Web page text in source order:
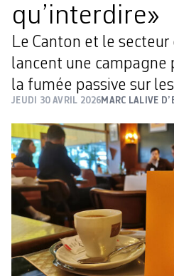
qu’interdire»
Le Canton et le
lancent une
la fumée passive sur
JEUDI 30 AVRIL 2026MARC LALIVE